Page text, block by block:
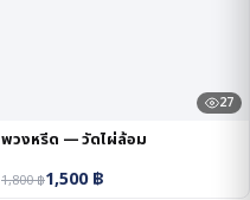
27
พวงหรีด — วัดไผ่ล้อม
1,800฿1,500฿